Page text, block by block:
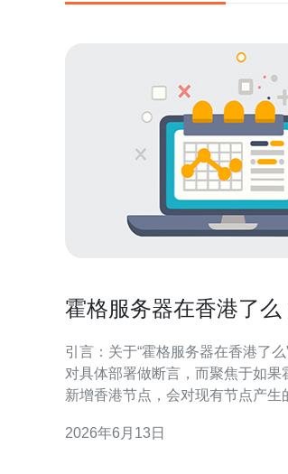
霍格服务器在香港了么
引言：关于“霍格服务器在香港了
对具体部署做断言，而聚焦于如果
新增香港节点，会对现有节点产生
维度与应对建议，便于制定迁移策略
2026年6月13日